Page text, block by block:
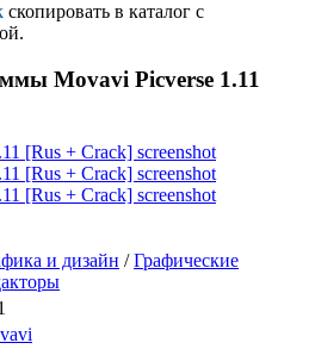
скопировать в каталог с
Movavi Picverse 1.11
и дизайн /Графические